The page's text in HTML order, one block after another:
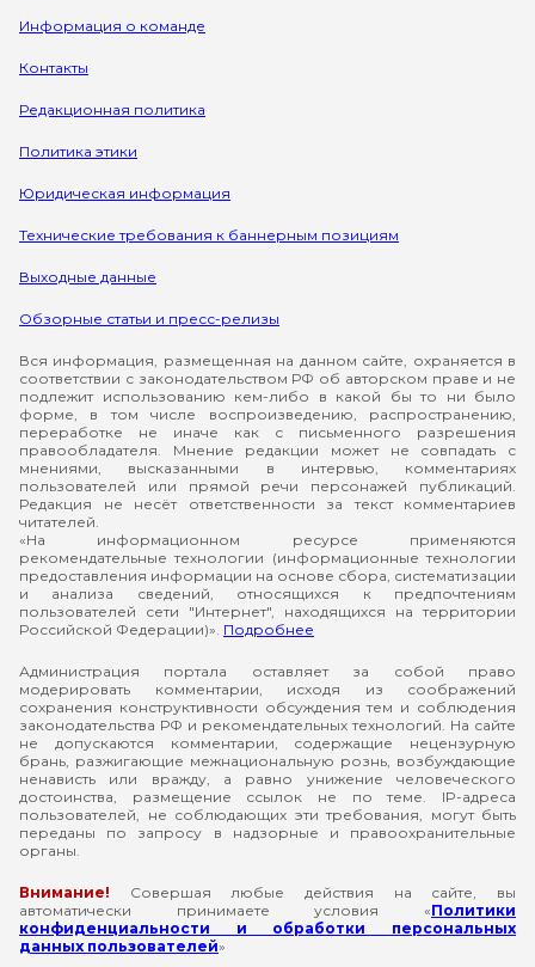
Информация о команде
Контакты
Редакционная политика
Политика этики
Юридическая информация
Технические требования к баннерным позициям
Выходные данные
Обзорные статьи и пресс-релизы
Вся информация, размещенная на данном сайте, охраняется в
соответствии с законодательством РФ об авторском праве и не
подлежит использованию кем-либо в какой бы то ни было
форме, в том числе воспроизведению, распространению,
переработке не иначе как с письменного разрешения
правообладателя. Мнение редакции может не совпадать с
мнениями, высказанными в интервью, комментариях
пользователей или прямой речи персонажей публикаций.
Редакция не несёт ответственности за текст комментариев
читателей.
«На информационном ресурсе применяются
рекомендательные технологии (информационные технологии
предоставления информации на основе сбора, систематизации
и анализа сведений, относящихся к предпочтениям
пользователей сети "Интернет", находящихся на территории
Российской Федерации)». Подробнее
Администрация портала оставляет за собой право
модерировать комментарии, исходя из соображений
сохранения конструктивности обсуждения тем и соблюдения
законодательства РФ и рекомендательных технологий. На сайте
не допускаются комментарии, содержащие нецензурную
брань, разжигающие межнациональную рознь, возбуждающие
ненависть или вражду, а равно унижение человеческого
достоинства, размещение ссылок не по теме. IP-адреса
пользователей, не соблюдающих эти требования, могут быть
переданы по запросу в надзорные и правоохранительные
органы.
Внимание! Совершая любые действия на сайте, вы
автоматически принимаете условия «Политики
конфиденциальности и обработки персональных
данных пользователей»